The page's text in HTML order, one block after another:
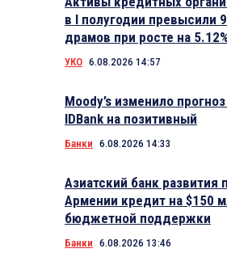
в I полугодии превысили
драмов при росте на
УКО 6.08.2026 14:57
Moody’s изменило
IDBank на позитивный
Банки 6.08.2026 14:33
Азиатский банк развития
Армении кредит на $150
бюджетной поддержки
Банки 6.08.2026 13:46